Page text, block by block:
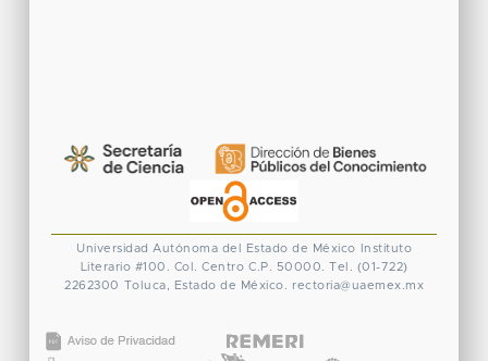
Universidad Autónoma del Estado de México
Instituto
Literario #100. Col. Centro C.P. 50000. Tel. (01-722)
2262300 Toluca, Estado de México. rectoria@uaemex.mx